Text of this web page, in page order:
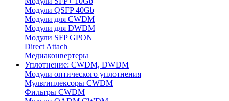
Модули QSFP 40Gb
Модули для CWDM
Модули для DWDM
Модули SFP GPON
Direct Attach
Медиаконвертеры
Уплотнение: CWDM, DWDM
Модули оптического уплотнения
Мультиплексоры CWDM
Фильтры CWDM